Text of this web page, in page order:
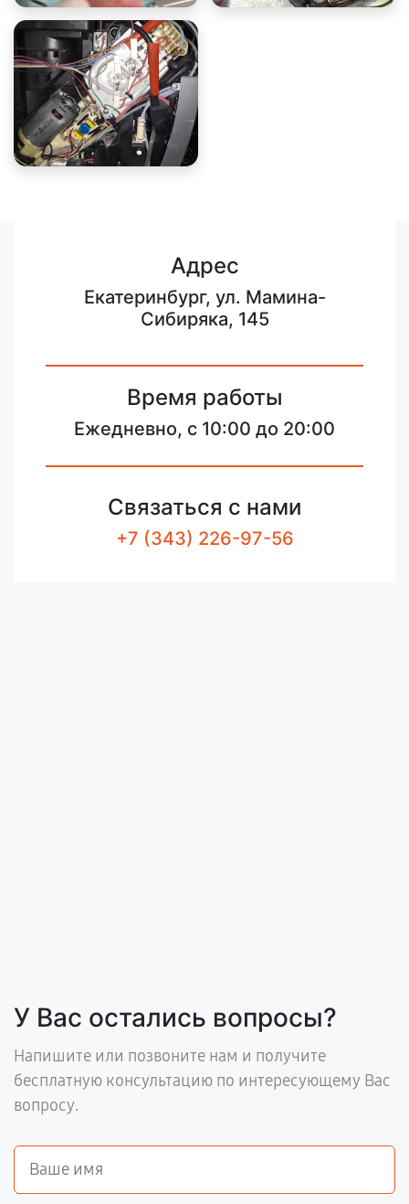
Адрес
Екатеринбург, ул. Мамина-
Сибиряка, 145
Время работы
Ежедневно, с 10:00 до 20:00
Связаться с нами
+7 (343) 226-97-56
У Вас остались вопросы?
Напишите или позвоните нам и получите
бесплатную консультацию по интересующему Вас
вопросу.